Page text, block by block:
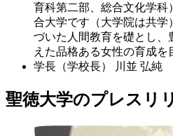
育科第二部、総合文化学
合大学です（大学院は共学
づいた人間教育を礎とし
えた品格ある女性の育成を
学長（学校長）
川並 弘純
聖徳大学のプレスリ